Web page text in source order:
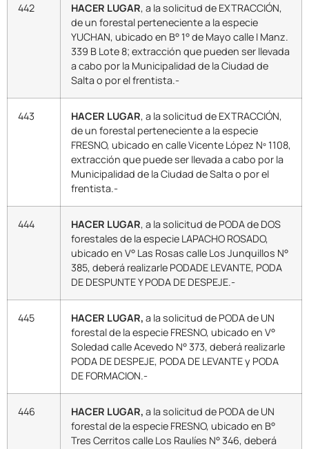
442 HACER LUGAR, a la solicitud de EXTRACCIÓN,
de un forestal perteneciente a la especie
YUCHAN, ubicado en B° 1° de Mayo calle I Manz.
339 B Lote 8; extracción que pueden ser llevada
a cabo por la Municipalidad de la Ciudad de
Salta o por el frentista.-
443 HACER LUGAR, a la solicitud de EXTRACCIÓN,
de un forestal perteneciente a la especie
FRESNO, ubicado en calle Vicente López Nº 1108,
extracción que puede ser llevada a cabo por la
Municipalidad de la Ciudad de Salta o por el
frentista.-
444 HACER LUGAR, a la solicitud de PODA de DOS
forestales de la especie LAPACHO ROSADO,
ubicado en V° Las Rosas calle Los Junquillos N°
385, deberá realizarle PODADE LEVANTE, PODA
DE DESPUNTE Y PODA DE DESPEJE.-
445 HACER LUGAR, a la solicitud de PODA de UN
forestal de la especie FRESNO, ubicado en V°
Soledad calle Acevedo N° 373, deberá realizarle
PODA DE DESPEJE, PODA DE LEVANTE y PODA
DE FORMACION.-
446 HACER LUGAR, a la solicitud de PODA de UN
forestal de la especie FRESNO, ubicado en B°
Tres Cerritos calle Los Raulíes N° 346, deberá